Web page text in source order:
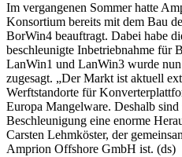
Im vergangenen Sommer hatte
Konsortium bereits mit dem Bau
BorWin4 beauftragt. Dabei habe
beschleunigte Inbetriebnahme für
LanWin1 und LanWin3 wurde
zugesagt. „Der Markt ist aktuell
Werftstandorte für
Europa Mangelware. Deshalb
Beschleunigung eine enorme
Carsten Lehmköster, der
Amprion Offshore GmbH ist. (ds)